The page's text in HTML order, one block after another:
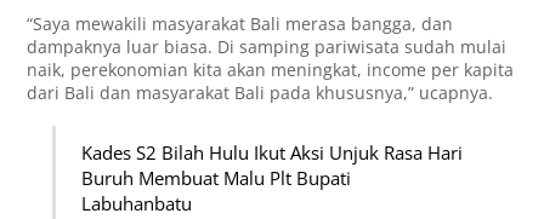
“Saya mewakili masyarakat Bali merasa bangga, dan
dampaknya luar biasa. Di samping pariwisata sudah mulai
naik, perekonomian kita akan meningkat, income per kapita
dari Bali dan masyarakat Bali pada khususnya,” ucapnya.
Kades S2 Bilah Hulu Ikut Aksi Unjuk Rasa Hari
Buruh Membuat Malu Plt Bupati
Labuhanbatu